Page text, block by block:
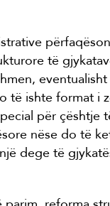
të
të ishte format i
për çështje
nëse do të
dege të